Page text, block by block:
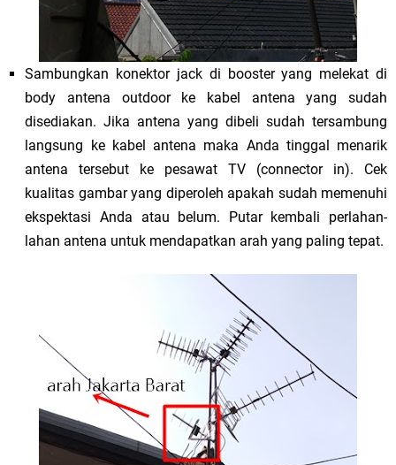
Sambungkan konektor jack di booster yang melekat di
body antena outdoor ke kabel antena yang sudah
disediakan. Jika antena yang dibeli sudah tersambung
langsung ke kabel antena maka Anda tinggal menarik
antena tersebut ke pesawat TV (connector in). Cek
kualitas gambar yang diperoleh apakah sudah memenuhi
ekspektasi Anda atau belum. Putar kembali perlahan-
lahan antena untuk mendapatkan arah yang paling tepat.